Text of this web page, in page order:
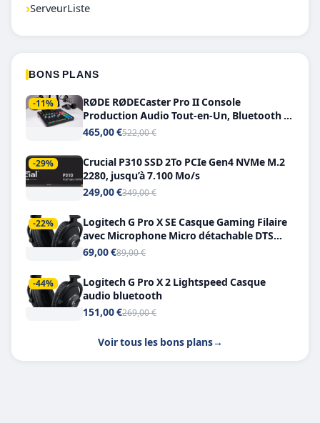
›ServeurListe
BONS PLANS
-11%
RØDE RØDECaster Pro II Console
Production Audio Tout-en-Un, Bluetooth et
Double USB-C
465,00 €522,00 €
-29%
Crucial P310 SSD 2To PCIe Gen4 NVMe M.2
2280, jusqu’à 7.100 Mo/s
249,00 €349,00 €
-22%
Logitech G Pro X SE Casque Gaming Filaire
avec Microphone Micro détachable DTS
Headphone X 7.1
69,00 €89,00 €
-44%
Logitech G Pro X 2 Lightspeed Casque
audio bluetooth
151,00 €269,00 €
Voir tous les bons plans→